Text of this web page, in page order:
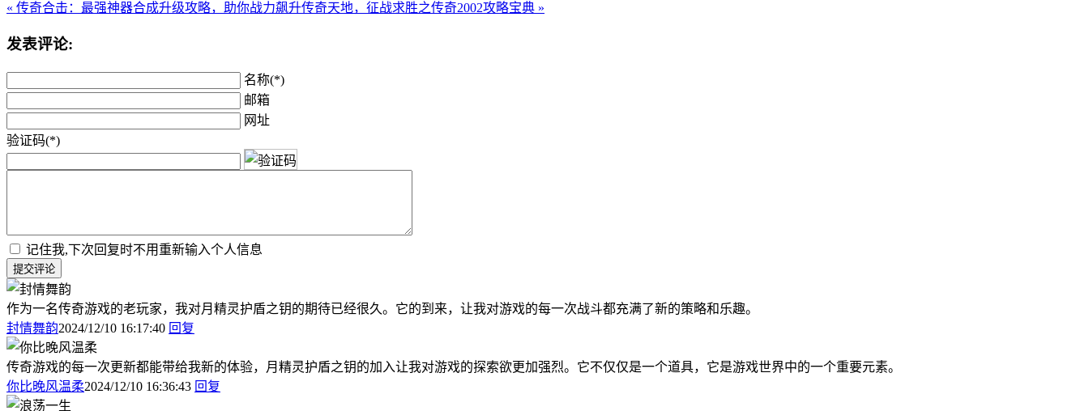
« 传奇合击：最强神器合成升级攻略，助你战力飙升传奇天地，征战求胜之传奇2002攻略宝典 »
发表评论:
名称(*)
邮箱
网址
验证码(*)
记住我,下次回复时不用重新输入个人信息
提交评论
作为一名传奇游戏的老玩家，我对月精灵护盾之钥的期待已经很久。它的到来，让我对游戏的每一次战斗都充满了新的策略和乐趣。
封情舞韵2024/12/10 16:17:40 回复
传奇游戏的每一次更新都能带给我新的体验，月精灵护盾之钥的加入让我对游戏的探索欲更加强烈。它不仅仅是一个道具，它是游戏世界中的一个重要元素。
你比晚风温柔2024/12/10 16:36:43 回复